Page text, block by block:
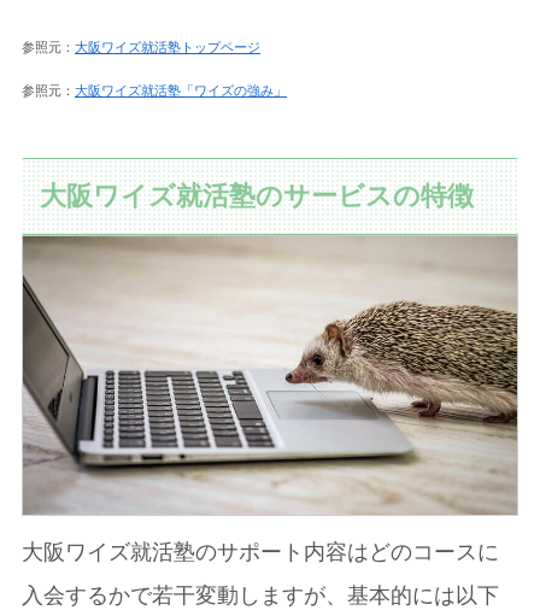
参照元： 大阪ワイズ就活塾トップページ
参照元： 大阪ワイズ就活塾「ワイズの強み」
大阪ワイズ就活塾のサービスの特徴
大阪ワイズ就活塾のサポート内容はどのコースに
入会するかで若干変動しますが、基本的には以下